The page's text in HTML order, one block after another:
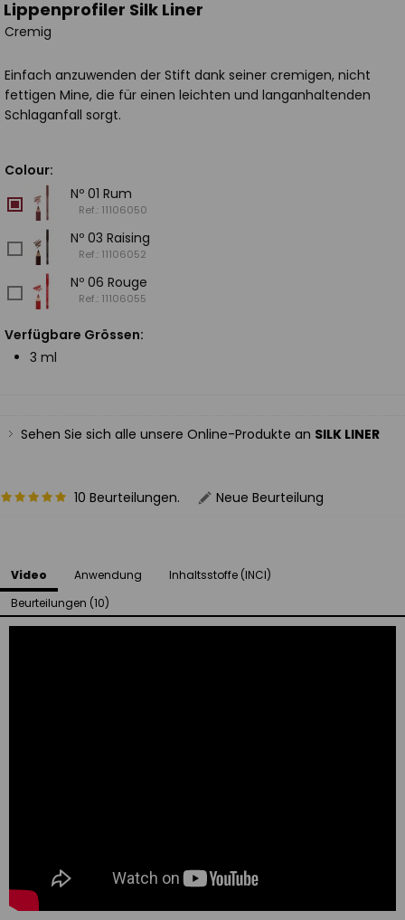
Lippenprofiler Silk Liner
Cremig
Einfach anzuwenden der Stift dank seiner cremigen, nicht
fettigen Mine, die für einen leichten und langanhaltenden
Schlaganfall sorgt.
Colour:
Nº 01 Rum
Ref.: 11106050
Nº 03 Raising
Ref.: 11106052
Nº 06 Rouge
Ref.: 11106055
Verfügbare Grössen:
3 ml
Sehen Sie sich alle unsere Online-Produkte an SILK LINER
10 Beurteilungen. Neue Beurteilung
Video Anwendung
Inhaltsstoffe (INCI)
Beurteilungen (10)